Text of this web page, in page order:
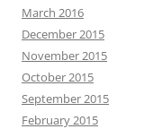
March 2016
December 2015
November 2015
October 2015
September 2015
February 2015